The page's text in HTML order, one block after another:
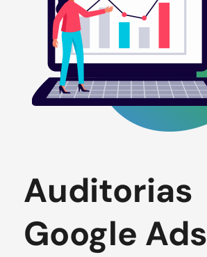
Auditorias
Google Ads